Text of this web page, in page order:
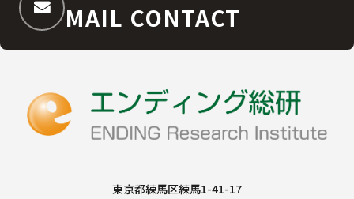
MAIL CONTACT
東京都練馬区練馬1-41-17